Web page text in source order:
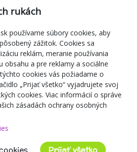
GDPR
rukách
používame súbory cookies, aby
zážitok. Cookies sa
reklám, meranie používania
obsahu a pre reklamy a sociálne
cookies vás požiadame o
„Prijať všetko“ vyjadrujete svoj
cookies. Viac informácií o správe
zásadách ochrany osobných
Prijať všetko